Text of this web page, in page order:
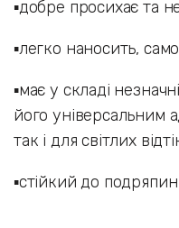
▪️добре просихає та
▪️легко наносить,
▪️має у складі
його універсальним
так і для світлих
▪️стійкий до подряпин